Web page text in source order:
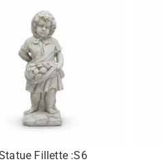
Fillette :S6